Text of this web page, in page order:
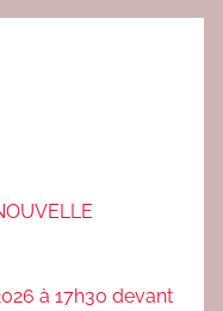
à 17h30 devant